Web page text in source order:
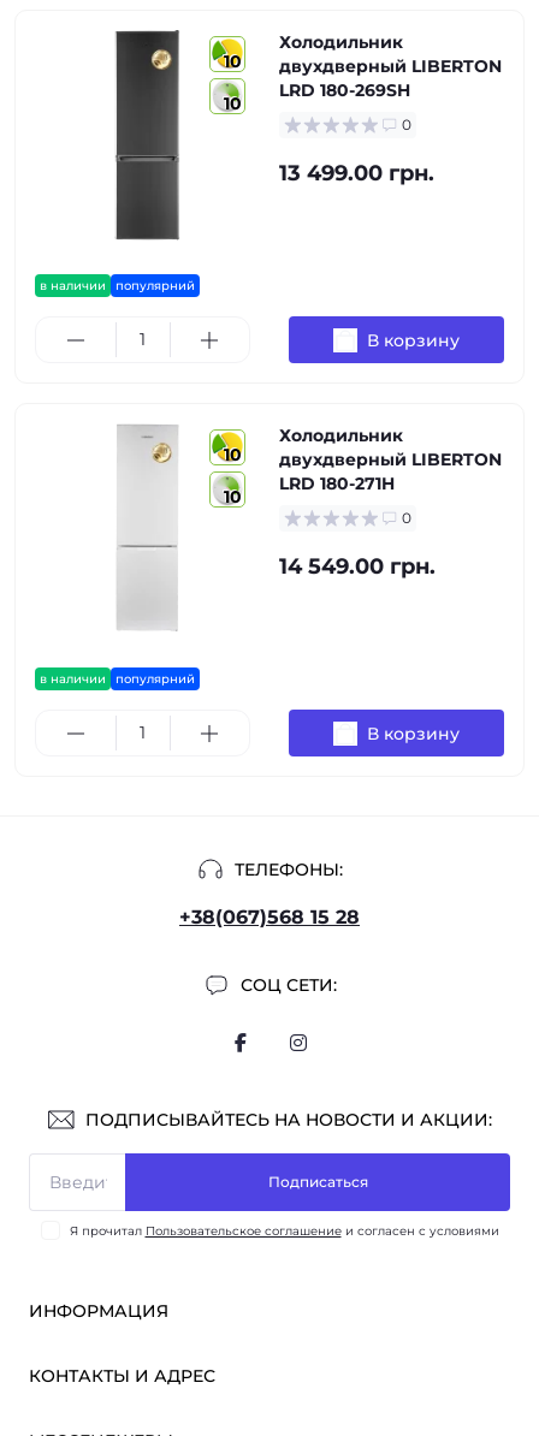
10
10
в наличии популярний
Холодильник
двухдверный LIBERTON
LRD 180-269SH
0
13 499.00 грн.
В корзину
10
10
в наличии популярний
Холодильник
двухдверный LIBERTON
LRD 180-271H
0
14 549.00 грн.
В корзину
ТЕЛЕФОНЫ:
+38(067)568 15 28
СОЦ СЕТИ:
ПОДПИСЫВАЙТЕСЬ НА НОВОСТИ И АКЦИИ:
Подписаться
Я прочитал Пользовательское соглашениеи согласен с условиями
ИНФОРМАЦИЯ
ОПТ
КОНТАКТЫ И АДРЕС